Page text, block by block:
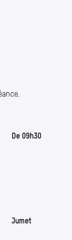
De 09h30
Jumet